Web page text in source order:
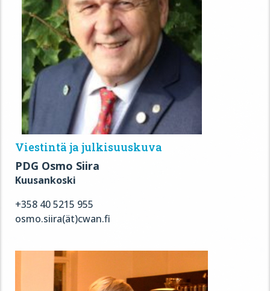
Viestintä ja julkisuuskuva
PDG Osmo Siira
Kuusankoski
+358 40 5215 955
osmo.siira(ät)cwan.fi